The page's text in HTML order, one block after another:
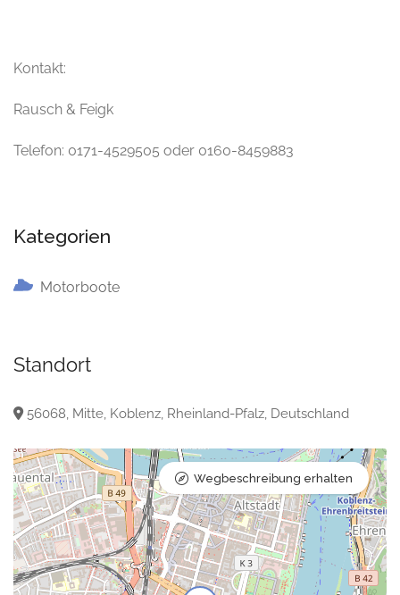
Kontakt:
Rausch & Feigk
Telefon: 0171-4529505 oder 0160-8459883
Kategorien
Motorboote
Standort
56068, Mitte, Koblenz, Rheinland-Pfalz, Deutschland
Wegbeschreibung erhalten